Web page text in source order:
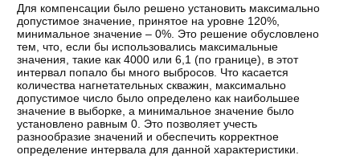
Для компенсации было решено установить максимально
допустимое значение, принятое на уровне 120%,
минимальное значение – 0%. Это решение обусловлено
тем, что, если бы использовались максимальные
значения, такие как 4000 или 6,1 (по границе), в этот
интервал попало бы много выбросов. Что касается
количества нагнетательных скважин, максимально
допустимое число было определено как наибольшее
значение в выборке, а минимальное значение было
установлено равным 0. Это позволяет учесть
разнообразие значений и обеспечить корректное
определение интервала для данной характеристики.